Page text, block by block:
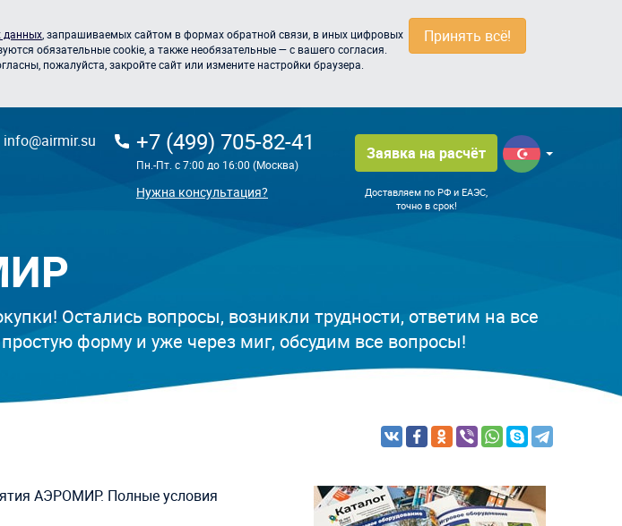
Принять всё!
данных , запрашиваемых сайтом в формах обратной связи, в иных цифровых
обязательные cookie, а также необязательные — с вашего согласия.
пожалуйста, закройте сайт или измените настройки браузера.
info@airmir.su +7 (499) 705-82-41
Пн.-Пт. с 7:00 до 16:00 (Москва)
Нужна консультация?
Заявка на расчёт
Доставляем по РФ и ЕАЭС,
точно в срок!
Остались вопросы, возникли трудности, ответим на все
форму и уже через миг, обсудим все вопросы!
АЭРОМИР. Полные условия